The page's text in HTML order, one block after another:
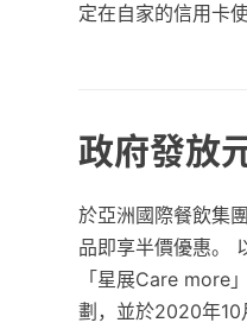
定在自家的信用卡使
政府發放
於亞洲國際餐飲集
品即享半價優惠。
「星展Care more
劃，並於2020年10